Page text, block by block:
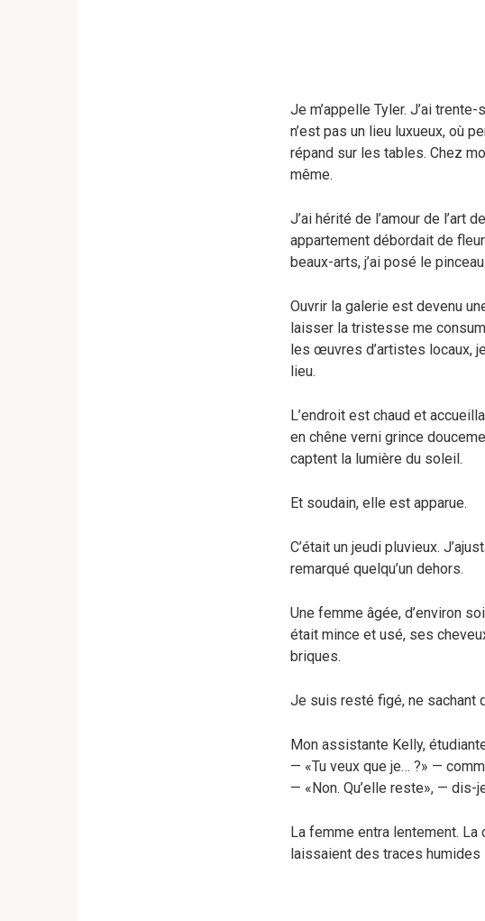
Je m’appelle Tyler. J’ai
n’est pas un lieu luxueux, où
répand sur les tables. Chez
même.
J’ai hérité de l’amour de l’art
appartement débordait de
beaux-arts, j’ai posé le
Ouvrir la galerie est devenu
laisser la tristesse me
les œuvres d’artistes locaux,
lieu.
L’endroit est chaud et
en chêne verni grince
captent la lumière du soleil.
Et soudain, elle est apparue.
C’était un jeudi pluvieux.
remarqué quelqu’un dehors.
Une femme âgée, d’environ
était mince et usé, ses
briques.
Je suis resté figé, ne sachant
Mon assistante Kelly,
— «Tu veux que je… ?» —
— «Non. Qu’elle reste», — dis-
La femme entra lentement.
laissaient des traces humides